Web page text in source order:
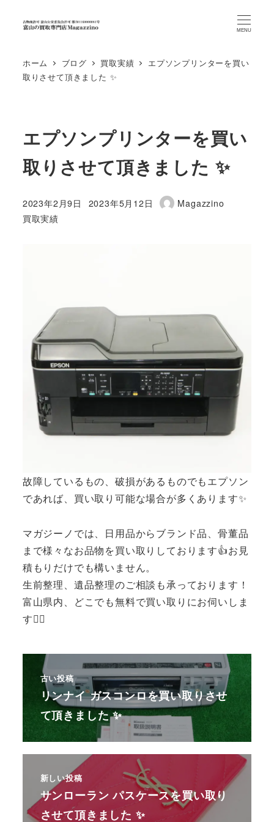
MENU
ホーム ブログ 買取実績
エプソンプリンターを買い
取りさせて頂きました ✨
エプソンプリンターを買い
取りさせて頂きました ✨
投稿日
2023年2月9日
更新日
2023年5月12日
著
Magazzino
カテゴリー
買取実績
故障しているもの、破損があるものでもエプソン
であれば、買い取り可能な場合が多くあります✨
マガジーノでは、日用品からブランド品、骨董品
まで様々なお品物を買い取りしております👍お見
積もりだけでも構いません。
生前整理、遺品整理のご相談も承っております！
富山県内、どこでも無料で買い取りにお伺いしま
す🙆‍♂️
古い投稿
リンナイ ガスコンロを買い取りさせ
て頂きました ✨
新しい投稿
サンローラン パスケースを買い取り
させて頂きました ✨